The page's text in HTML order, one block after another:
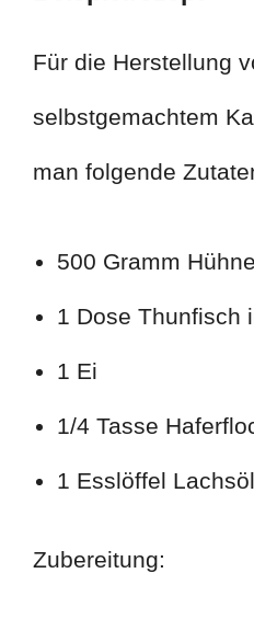
Für die Herstellung
selbstgemachtem
man folgende
500 Gramm
1 Dose Thunfisch
1 Ei
1/4 Tasse
1 Esslöffel Lachsöl
Zubereitung: